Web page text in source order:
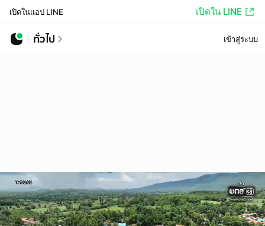
เปิดในแอป LINE เปิดใน LINE
ทั่วไป เข้าสู่ระบบ